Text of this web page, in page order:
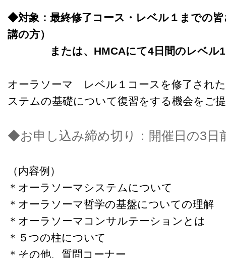
◆対象：最終修了コース・レベル１までの
講の方）
または、HMCAにて4日間のレベル1
オーラソーマ レベル１コースを修了され
ステムの基礎について復習をする機会をご
◆お申し込み締め切り：開催日の3日
（内容例）
＊オーラソーマシステムについて
＊オーラソーマ哲学の基盤についての理解
＊オーラソーマコンサルテーションとは
＊５つの柱について
＊その他、質問コーナー